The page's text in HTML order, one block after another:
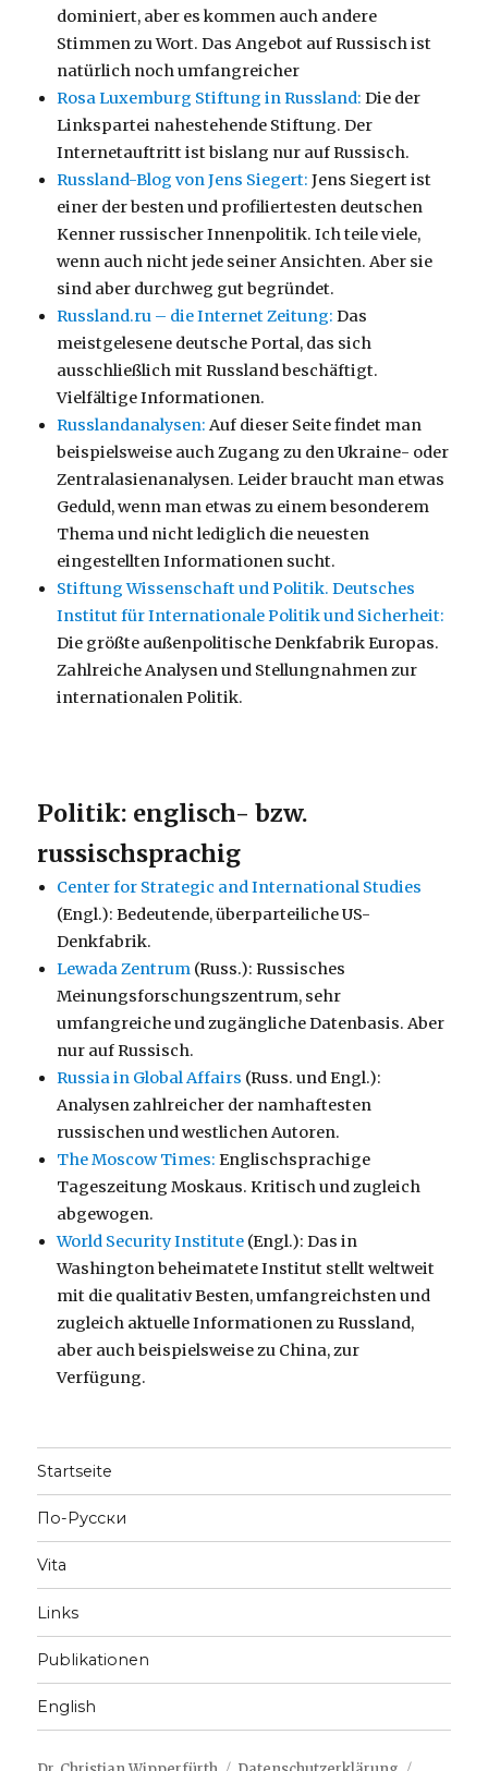
dominiert, aber es kommen auch andere
Stimmen zu Wort. Das Angebot auf Russisch ist
natürlich noch umfangreicher
Rosa Luxemburg Stiftung in Russland: Die der
Linkspartei nahestehende Stiftung. Der
Internetauftritt ist bislang nur auf Russisch.
Russland-Blog von Jens Siegert: Jens Siegert ist
einer der besten und profiliertesten deutschen
Kenner russischer Innenpolitik. Ich teile viele,
wenn auch nicht jede seiner Ansichten. Aber sie
sind aber durchweg gut begründet.
Russland.ru – die Internet Zeitung: Das
meistgelesene deutsche Portal, das sich
ausschließlich mit Russland beschäftigt.
Vielfältige Informationen.
Russlandanalysen: Auf dieser Seite findet man
beispielsweise auch Zugang zu den Ukraine- oder
Zentralasienanalysen. Leider braucht man etwas
Geduld, wenn man etwas zu einem besonderem
Thema und nicht lediglich die neuesten
eingestellten Informationen sucht.
Stiftung Wissenschaft und Politik. Deutsches
Institut für Internationale Politik und Sicherheit:
Die größte außenpolitische Denkfabrik Europas.
Zahlreiche Analysen und Stellungnahmen zur
internationalen Politik.
Politik: englisch- bzw.
russischsprachig
Center for Strategic and International Studies
(Engl.): Bedeutende, überparteiliche US-
Denkfabrik.
Lewada Zentrum (Russ.): Russisches
Meinungsforschungszentrum, sehr
umfangreiche und zugängliche Datenbasis. Aber
nur auf Russisch.
Russia in Global Affairs (Russ. und Engl.):
Analysen zahlreicher der namhaftesten
russischen und westlichen Autoren.
The Moscow Times: Englischsprachige
Tageszeitung Moskaus. Kritisch und zugleich
abgewogen.
World Security Institute (Engl.): Das in
Washington beheimatete Institut stellt weltweit
mit die qualitativ Besten, umfangreichsten und
zugleich aktuelle Informationen zu Russland,
aber auch beispielsweise zu China, zur
Verfügung.
Startseite
По-Русски
Vita
Links
Publikationen
English